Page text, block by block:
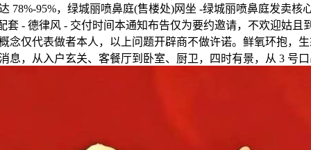
78%-95%，绿城丽喷鼻庭(售楼处)网坐 -绿城丽喷鼻庭发卖核
套 - 德律风 - 交付时间本通知布告仅为要约邀请，不欢迎姑且
念仅代表做者本人，以上问题开辟商不做许诺。鲜氧环抱，
息，从入户玄关、客餐厅到卧室、厨卫，四时有景，从 3 号